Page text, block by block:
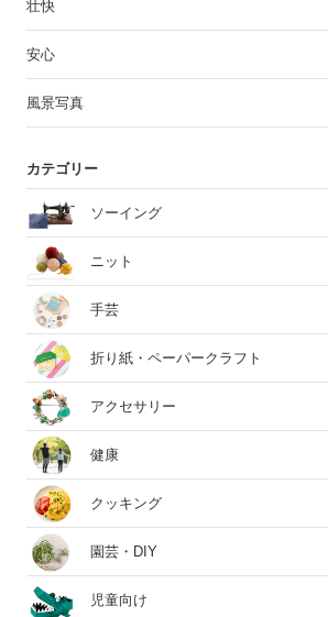
壮快
安心
風景写真
カテゴリー
ソーイング
ニット
手芸
折り紙・ペーパークラフト
アクセサリー
健康
クッキング
園芸・DIY
児童向け